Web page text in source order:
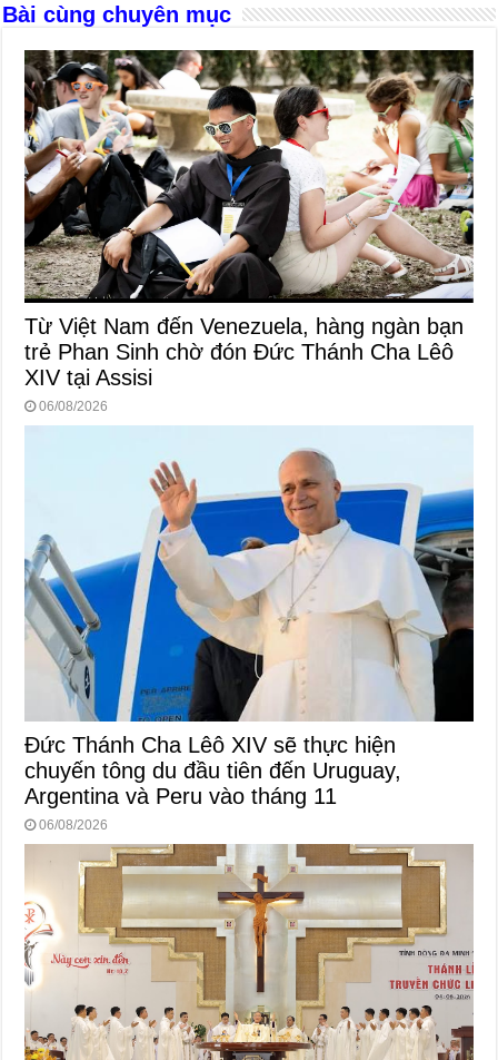
k
Bài cùng chuyên mục
Từ Việt Nam đến Venezuela, hàng ngàn bạn
trẻ Phan Sinh chờ đón Đức Thánh Cha Lêô
XIV tại Assisi
06/08/2026
Đức Thánh Cha Lêô XIV sẽ thực hiện
chuyến tông du đầu tiên đến Uruguay,
Argentina và Peru vào tháng 11
06/08/2026